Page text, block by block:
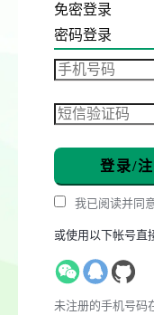
免密登录
密码登录
登录/
我已阅读并同
或使用以下帐号直
未注册的手机号码